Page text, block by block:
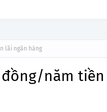
lãi ngân hàng
đồng/năm